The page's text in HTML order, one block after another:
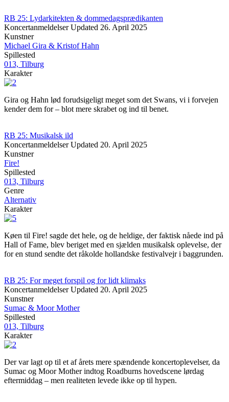
RB 25: Lydarkitekten & dommedagsprædikanten
Koncertanmeldelser Updated 26. April 2025
Kunstner
Michael Gira & Kristof Hahn
Spillested
013, Tilburg
Karakter
Gira og Hahn lød forudsigeligt meget som det Swans, vi i forvejen
kender dem for – blot mere skrabet og ind til benet.
RB 25: Musikalsk ild
Koncertanmeldelser Updated 20. April 2025
Kunstner
Fire!
Spillested
013, Tilburg
Genre
Alternativ
Karakter
Køen til Fire! sagde det hele, og de heldige, der faktisk nåede ind på
Hall of Fame, blev beriget med en sjælden musikalsk oplevelse, der
for en stund sendte det råkolde hollandske festivalvejr i baggrunden.
RB 25: For meget forspil og for lidt klimaks
Koncertanmeldelser Updated 20. April 2025
Kunstner
Sumac & Moor Mother
Spillested
013, Tilburg
Karakter
Der var lagt op til et af årets mere spændende koncertoplevelser, da
Sumac og Moor Mother indtog Roadburns hovedscene lørdag
eftermiddag – men realiteten levede ikke op til hypen.